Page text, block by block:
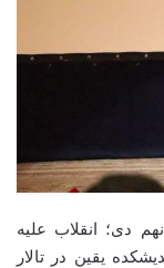
با موضوع نهم دی؛ انقلاب علیه
یقین در تالار